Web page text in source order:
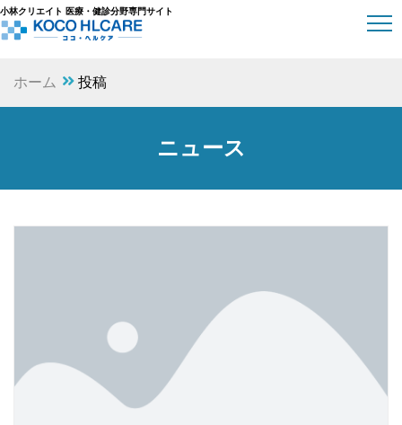
小林クリエイト 医療・健診分野専門サイト
ホーム 投稿
ニュース